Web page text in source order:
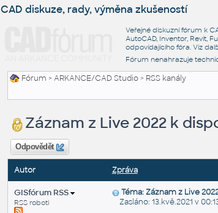
CAD diskuze, rady, výměna zkušeností
Veřejné diskuzní fórum k
AutoCAD, Inventor, Revit,
odpovídajícího fóra. Viz
Fórum nenahrazuje
Fórum >ARKANCE/CAD Studio> RSS kanály
Záznam z Live 2022 k
Odpovědět
Autor Zpráva
GISfórum RSS
RSS roboti
Téma: Záznam z Live
Zasláno: 13.kvě.2021 v